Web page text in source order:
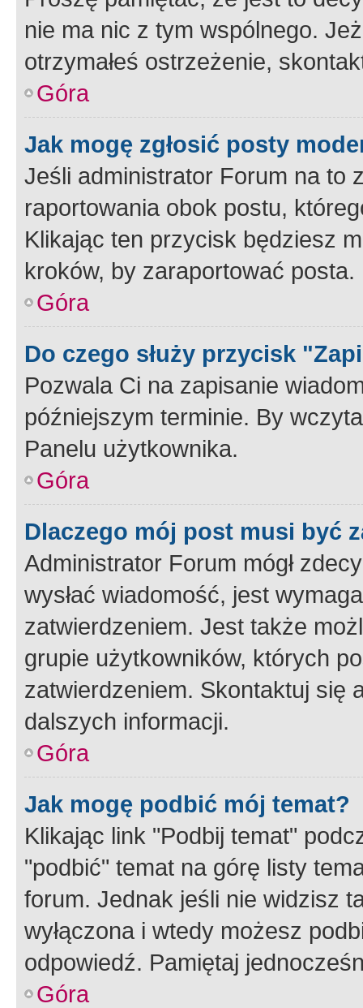
nie ma nic z tym wspólnego.
otrzymałeś ostrzeżenie,
Góra
Jak mogę zgłosić posty
Jeśli administrator Forum na to
raportowania obok postu,
Klikając ten przycisk będziesz
kroków, by zaraportować posta.
Góra
Do czego służy przycisk
Pozwala Ci na zapisanie
późniejszym terminie. By
Panelu użytkownika.
Góra
Dlaczego mój post musi być
Administrator Forum mógł
wysłać wiadomość, jest
zatwierdzeniem. Jest także
grupie użytkowników, których
zatwierdzeniem. Skontaktuj się
dalszych informacji.
Góra
Jak mogę podbić mój temat?
Klikając link "Podbij temat"
"podbić" temat na górę listy
forum. Jednak jeśli nie widzisz
wyłączona i wtedy możesz
odpowiedź. Pamiętaj
Góra